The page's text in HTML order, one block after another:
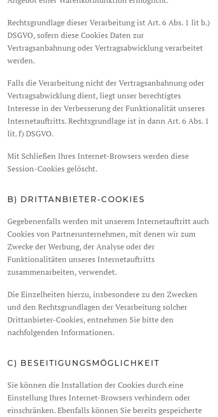
Rechtsgrundlage dieser Verarbeitung ist Art. 6 Abs. 1 lit b.)
DSGVO, sofern diese Cookies Daten zur
Vertragsanbahnung oder Vertragsabwicklung verarbeitet
werden.
Falls die Verarbeitung nicht der Vertragsanbahnung oder
Vertragsabwicklung dient, liegt unser berechtigtes
Interesse in der Verbesserung der Funktionalität unseres
Internetauftritts. Rechtsgrundlage ist in dann Art. 6 Abs. 1
lit. f) DSGVO.
Mit Schließen Ihres Internet-Browsers werden diese
Session-Cookies gelöscht.
B) DRITTANBIETER-COOKIES
Gegebenenfalls werden mit unserem Internetauftritt auch
Cookies von Partnerunternehmen, mit denen wir zum
Zwecke der Werbung, der Analyse oder der
Funktionalitäten unseres Internetauftritts
zusammenarbeiten, verwendet.
Die Einzelheiten hierzu, insbesondere zu den Zwecken
und den Rechtsgrundlagen der Verarbeitung solcher
Drittanbieter-Cookies, entnehmen Sie bitte den
nachfolgenden Informationen.
C) BESEITIGUNGSMÖGLICHKEIT
Sie können die Installation der Cookies durch eine
Einstellung Ihres Internet-Browsers verhindern oder
einschränken. Ebenfalls können Sie bereits gespeicherte